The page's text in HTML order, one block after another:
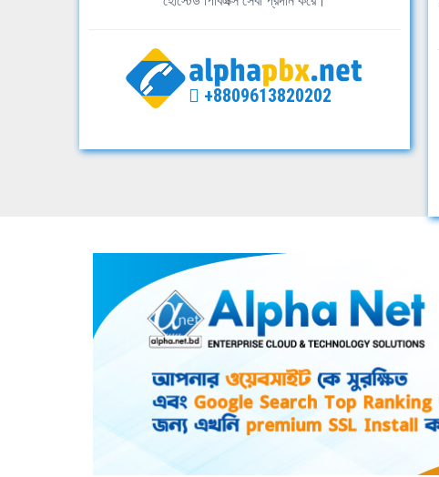
+8809613820202